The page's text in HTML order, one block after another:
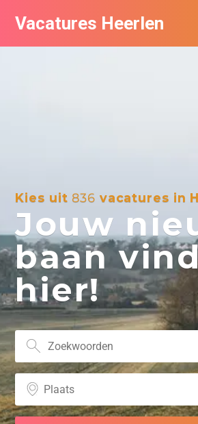
Vacatures Heerlen
Kies uit 836 vacatures in
Jouw
baan
hier!
Vacatures per bedrijf in Heerlen